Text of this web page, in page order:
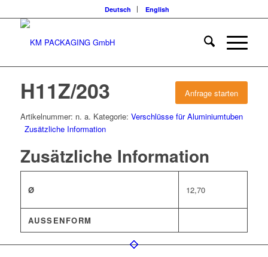
Deutsch English
Anfrage starten
H11Z/203
Artikelnummer: n. a. Kategorie: Verschlüsse für Aluminiumtuben
Zusätzliche Information
Zusätzliche Information
Ø 12,70
AUSSENFORM